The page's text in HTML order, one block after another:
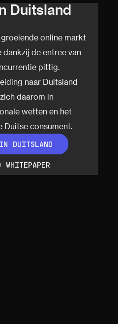
Duitsland
online markt
dankzij de entree van
pittig.
naar Duitsland
daarom in
wetten en het
Duitse consument.
DUITSLAND
WHITEPAPER